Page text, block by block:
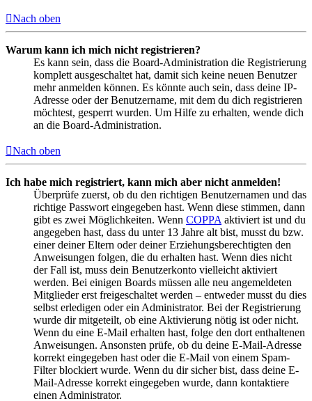
Nach oben
Warum kann ich mich nicht registrieren?
Es kann sein, dass die Board-Administration die Registrierung
komplett ausgeschaltet hat, damit sich keine neuen Benutzer
mehr anmelden können. Es könnte auch sein, dass deine IP-
Adresse oder der Benutzername, mit dem du dich registrieren
möchtest, gesperrt wurden. Um Hilfe zu erhalten, wende dich
an die Board-Administration.
Nach oben
Ich habe mich registriert, kann mich aber nicht anmelden!
Überprüfe zuerst, ob du den richtigen Benutzernamen und das
richtige Passwort eingegeben hast. Wenn diese stimmen, dann
gibt es zwei Möglichkeiten. Wenn COPPA aktiviert ist und du
angegeben hast, dass du unter 13 Jahre alt bist, musst du bzw.
einer deiner Eltern oder deiner Erziehungsberechtigten den
Anweisungen folgen, die du erhalten hast. Wenn dies nicht
der Fall ist, muss dein Benutzerkonto vielleicht aktiviert
werden. Bei einigen Boards müssen alle neu angemeldeten
Mitglieder erst freigeschaltet werden – entweder musst du dies
selbst erledigen oder ein Administrator. Bei der Registrierung
wurde dir mitgeteilt, ob eine Aktivierung nötig ist oder nicht.
Wenn du eine E-Mail erhalten hast, folge den dort enthaltenen
Anweisungen. Ansonsten prüfe, ob du deine E-Mail-Adresse
korrekt eingegeben hast oder die E-Mail von einem Spam-
Filter blockiert wurde. Wenn du dir sicher bist, dass deine E-
Mail-Adresse korrekt eingegeben wurde, dann kontaktiere
einen Administrator.